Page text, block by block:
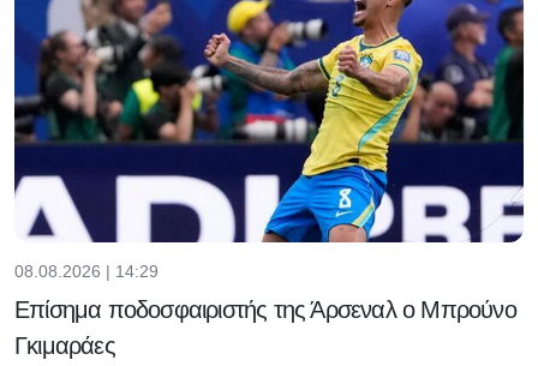
08.08.2026 | 14:29
Επίσημα ποδοσφαιριστής της Άρσεναλ ο Μπρούνο
Γκιμαράες